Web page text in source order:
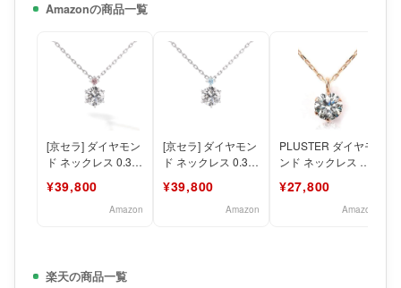
Amazonの商品一覧
[京セラ] ダイヤモン
ド ネックレス 0.3カ
ダイヤモンド
¥39,800
Amazon
[京セラ] ダイヤモン
ド ネックレス 0.3カ
ダイヤモンド
¥39,800
Amazon
PLUSTER ダイヤモ
ンド ネックレス レ
物) K10PG
¥27,800
Amazon
楽天の商品一覧